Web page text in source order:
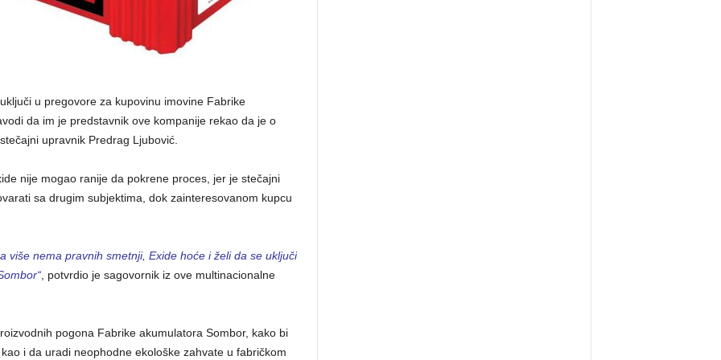
u pregovore za kupovinu imovine Fabrike
da im je predstavnik ove kompanije rekao da je o
upravnik Predrag Ljubović.
nije mogao ranije da pokrene proces, jer je stečajni
sa drugim subjektima, dok zainteresovanom kupcu
više nema pravnih smetnji, Exide hoće i želi da se uključi
, potvrdio je sagovornik iz ove multinacionalne
pogona Fabrike akumulatora Sombor, kako bi
i da uradi neophodne ekološke zahvate u fabričkom